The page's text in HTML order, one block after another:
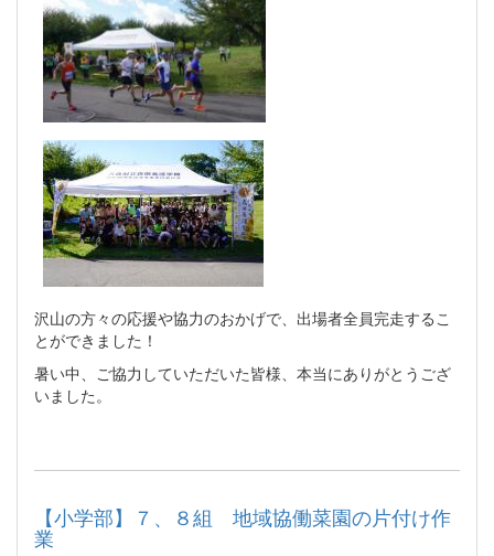
沢山の方々の応援や協力のおかげで、出場者全員完走するこ
とができました！
暑い中、ご協力していただいた皆様、本当にありがとうござ
いました。
【小学部】７、８組 地域協働菜園の片付け作
業